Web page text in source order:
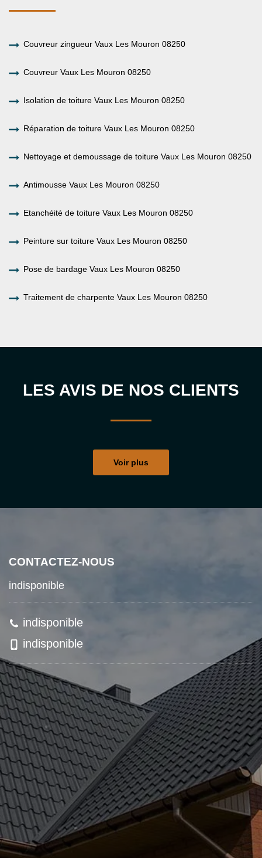
Couvreur zingueur Vaux Les Mouron 08250
Couvreur Vaux Les Mouron 08250
Isolation de toiture Vaux Les Mouron 08250
Réparation de toiture Vaux Les Mouron 08250
Nettoyage et demoussage de toiture Vaux Les Mouron 08250
Antimousse Vaux Les Mouron 08250
Etanchéité de toiture Vaux Les Mouron 08250
Peinture sur toiture Vaux Les Mouron 08250
Pose de bardage Vaux Les Mouron 08250
Traitement de charpente Vaux Les Mouron 08250
LES AVIS DE NOS CLIENTS
Voir plus
CONTACTEZ-NOUS
indisponible
indisponible
indisponible